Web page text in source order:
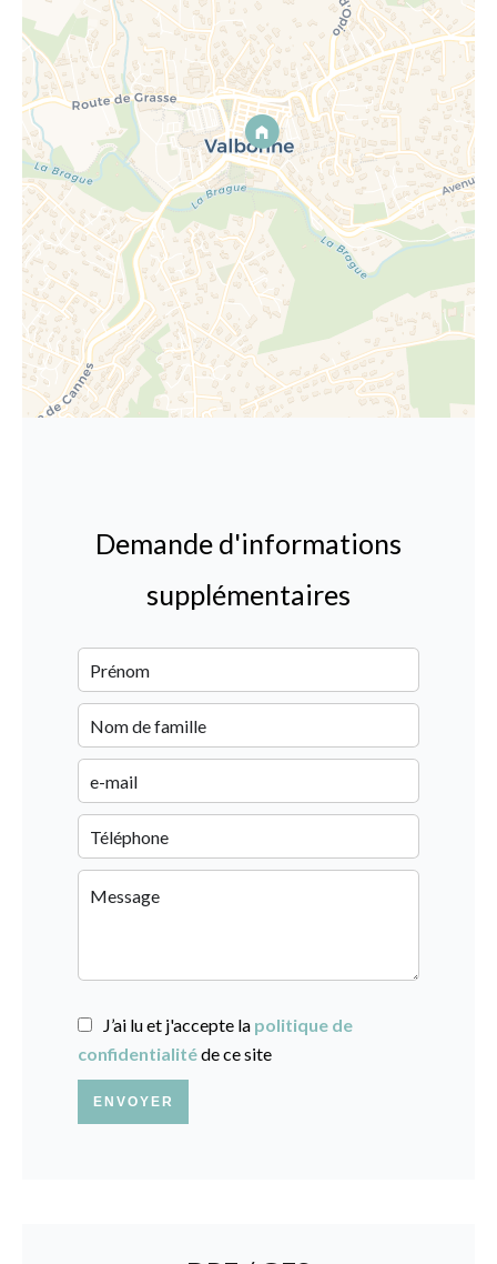
Demande d'informations
supplémentaires
J’ai lu et j'accepte la politique de
confidentialitéde ce site
ENVOYER